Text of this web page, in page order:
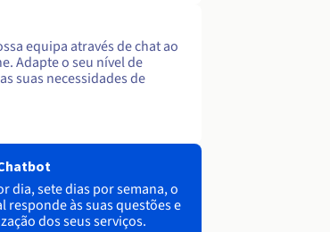
equipa através de chat ao
Adapte o seu nível de
suas necessidades de
dia, sete dias por semana, o
responde às suas questões e
dos seus serviços.